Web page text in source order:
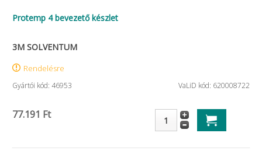
Protemp 4 bevezető készlet
3M SOLVENTUM
Rendelésre
Gyártói kód: 46953 VaLiD kód: 620008722
77.191 Ft